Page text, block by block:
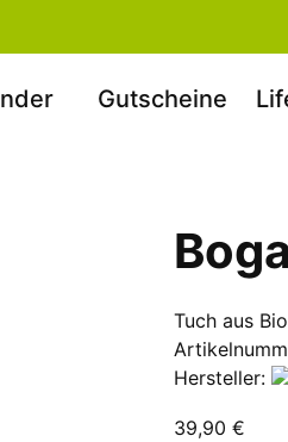
Gutscheine
Tuch aus
Hersteller:
39,90 €